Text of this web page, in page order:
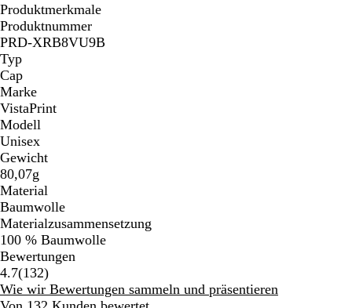
Produktmerkmale
Produktnummer
PRD-XRB8VU9B
Typ
Cap
Marke
VistaPrint
Modell
Unisex
Gewicht
80,07g
Material
Baumwolle
Materialzusammensetzung
100 % Baumwolle
Bewertungen
4.7(132132
Bewertungen
)
Wie wir Bewertungen sammeln und präsentieren